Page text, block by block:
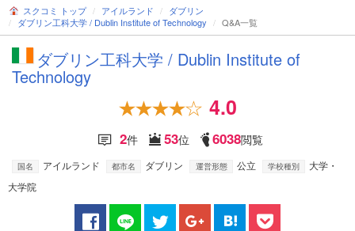
スクコミ トップ アイルランド
ダブリン
ダブリン工科大学 / Dublin Institute of Technology
Q&A一覧
ダブリン工科大学 / Dublin Institute of
Technology
4.0
2件 53位 6038閲覧
国名 アイルランド 都市名 ダブリン 運営形態 公立 学校種別
大学・
大学院